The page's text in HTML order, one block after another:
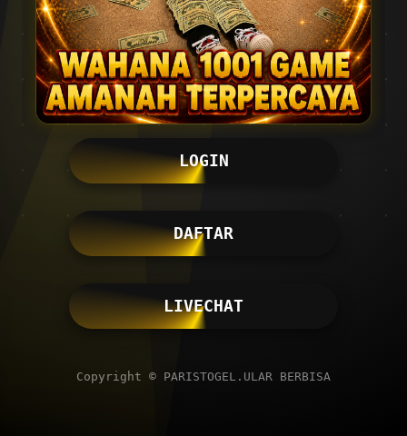
LOGIN
DAFTAR
LIVECHAT
Copyright © PARISTOGEL.ULAR BERBISA